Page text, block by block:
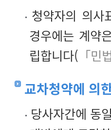
청약자의 의사
경우에는 계약
립합니다( 「
교차청약에 의
당사자간에 동